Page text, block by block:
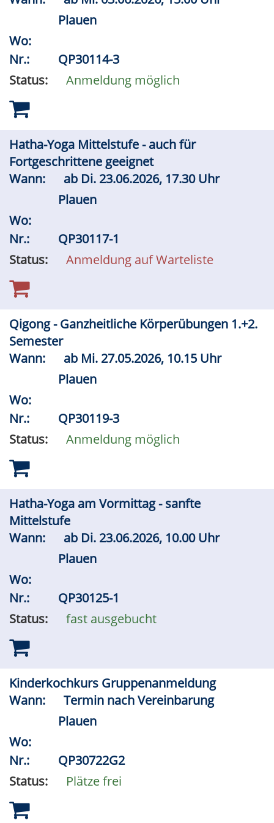
Plauen
Wo:
Nr.:
QP30114-3
Status:
Anmeldung möglich
Hatha-Yoga Mittelstufe - auch für
Fortgeschrittene geeignet
Wann:
ab Di. 23.06.2026, 17.30 Uhr
Plauen
Wo:
Nr.:
QP30117-1
Status:
Anmeldung auf Warteliste
Qigong - Ganzheitliche Körperübungen 1.+2.
Semester
Wann:
ab Mi. 27.05.2026, 10.15 Uhr
Plauen
Wo:
Nr.:
QP30119-3
Status:
Anmeldung möglich
Hatha-Yoga am Vormittag - sanfte
Mittelstufe
Wann:
ab Di. 23.06.2026, 10.00 Uhr
Plauen
Wo:
Nr.:
QP30125-1
Status:
fast ausgebucht
Kinderkochkurs Gruppenanmeldung
Wann:
Termin nach Vereinbarung
Plauen
Wo:
Nr.:
QP30722G2
Status:
Plätze frei